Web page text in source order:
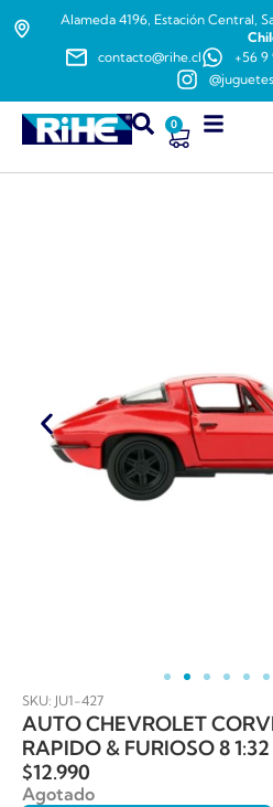
Alameda 4196, Estación Central,
contacto@rihe.cl
+56 9
0
SKU: JU1-427
AUTO CHEVROLET
RAPIDO & FURIOSO 8 1:32
$12.990
Agotado